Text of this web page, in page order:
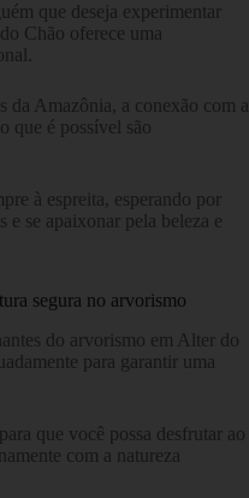
que deseja experimentar
Chão oferece uma
da Amazônia, a conexão com a
que é possível são
à espreita, esperando por
e se apaixonar pela beleza e
segura no arvorismo
do arvorismo em Alter do
para garantir uma
que você possa desfrutar ao
com a natureza